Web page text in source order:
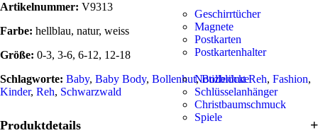
Geschirrtücher
Magnete
Postkarten
Postkartenhalter
Notizblöcke
Schlüsselanhänger
Christbaumschmuck
Spiele
Artikelnummer: V9313
Farbe: hellblau, natur, weiss
Größe: 0-3, 3-6, 6-12, 12-18
Schlagworte: Baby, Baby Body, Bollenhut,Bollenhut Reh, Fashion,
Kinder, Reh, Schwarzwald
Produktdetails